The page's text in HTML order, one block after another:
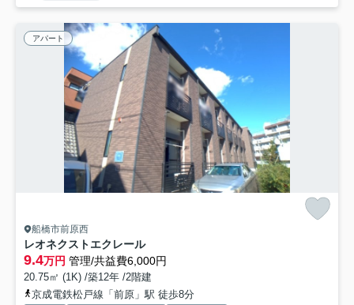
アパート
船橋市前原西
レオネクストエクレール
9.4万円 管理/共益費6,000円
20.75㎡ (1K) /築12年 /2階建
京成電鉄松戸線「前原」駅 徒歩8分